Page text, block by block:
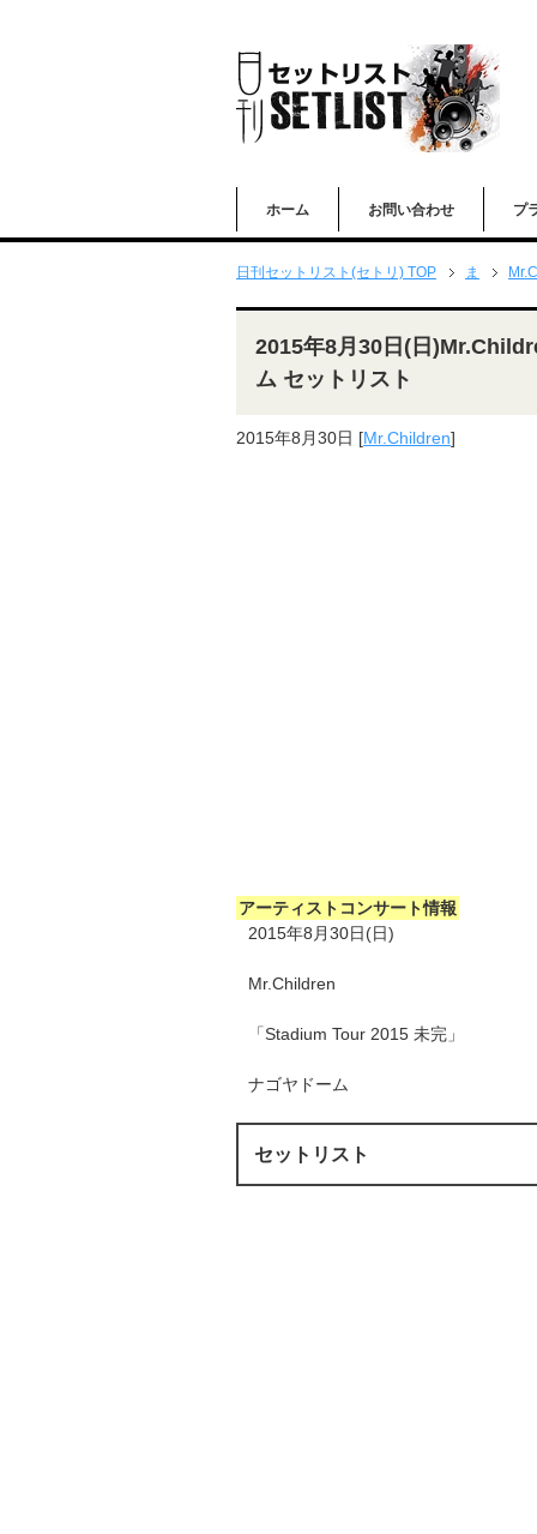
ホーム お問い合わせ プ
日刊セットリスト(セトリ) TOP ま
2015年8月30日(日
ム セットリスト
2015年8月30日 [Mr.Children]
アーティストコンサート情報
2015年8月30日(日)
Mr.Children
「Stadium Tour 2015 未完」
ナゴヤドーム
セットリスト